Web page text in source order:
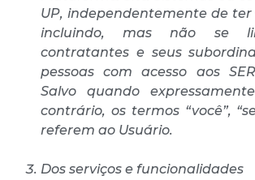
UP, independentemente de ter
incluindo, mas não se
contratantes e seus
pessoas com acesso aos
Salvo quando
contrário, os termos “você”,
referem ao Usuário.
Dos serviços e funcionalidades